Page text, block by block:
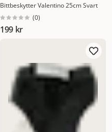
Bittbeskytter Valentino 25cm Svart
(0)
199 kr